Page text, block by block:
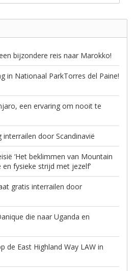
bijzondere reis naar Marokko!
in Nationaal ParkTorres del Paine!
een ervaring om nooit te
interrailen door Scandinavië
‘Het beklimmen van Mountain
fysieke strijd met jezelf’
gratis interrailen door
die naar Uganda en
de East Highland Way LAW in